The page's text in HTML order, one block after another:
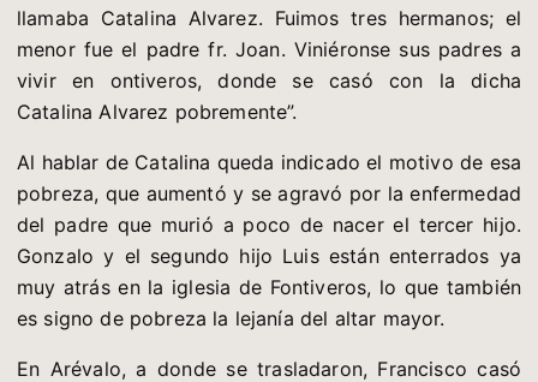
llamaba Catalina Alvarez. Fuimos tres hermanos; el
menor fue el padre fr. Joan. Viniéronse sus padres a
vivir en ontiveros, donde se casó con la dicha
Catalina Alvarez pobremente”.
Al hablar de Catalina queda indicado el motivo de esa
pobreza, que aumentó y se agravó por la enfermedad
del padre que murió a poco de nacer el tercer hijo.
Gonzalo y el segundo hijo Luis están enterrados ya
muy atrás en la iglesia de Fontiveros, lo que también
es signo de pobreza la lejanía del altar mayor.
En Arévalo, a donde se trasladaron, Francisco casó